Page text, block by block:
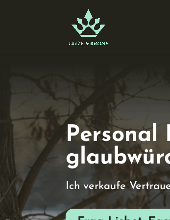
Ich verkaufe